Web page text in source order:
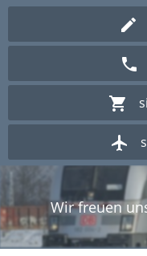
Wir freuen
Herzlich
Wir freuen
Herzlich